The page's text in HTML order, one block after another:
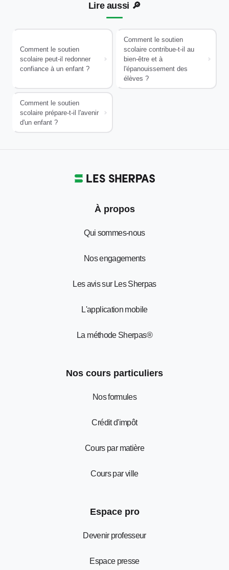
Lire aussi 🔎
Comment le soutien
scolaire peut-il redonner
confiance à un enfant ?
Comment le soutien
scolaire contribue-t-il au
bien-être et à
l'épanouissement des
élèves ?
Comment le soutien
scolaire prépare-t-il l'avenir
d'un enfant ?
À propos
Qui sommes-nous
Nos engagements
Les avis sur Les Sherpas
L'application mobile
La méthode Sherpas®
Nos cours particuliers
Nos formules
Crédit d'impôt
Cours par matière
Cours par ville
Espace pro
Devenir professeur
Espace presse